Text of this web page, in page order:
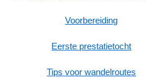
Voorbereiding
Eerste prestatietocht
Tips voor wandelroutes